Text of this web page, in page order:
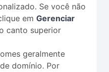
Se você não
em Gerenciar
canto superior
geralmente
domínio. Por